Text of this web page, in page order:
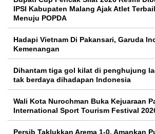
IPSI Kabupaten Malang Ajak Atlet
Menuju POPDA
Hadapi Vietnam Di Pakansari, Garuda
Kemenangan
Dihantam tiga gol kilat di penghujung
tak berdaya dihadapan Indonesia
Wali Kota Nurochman Buka Kejuaraan
International Sport Tourism Festival
Persib Taklukkan Arema 1-0, Amankan